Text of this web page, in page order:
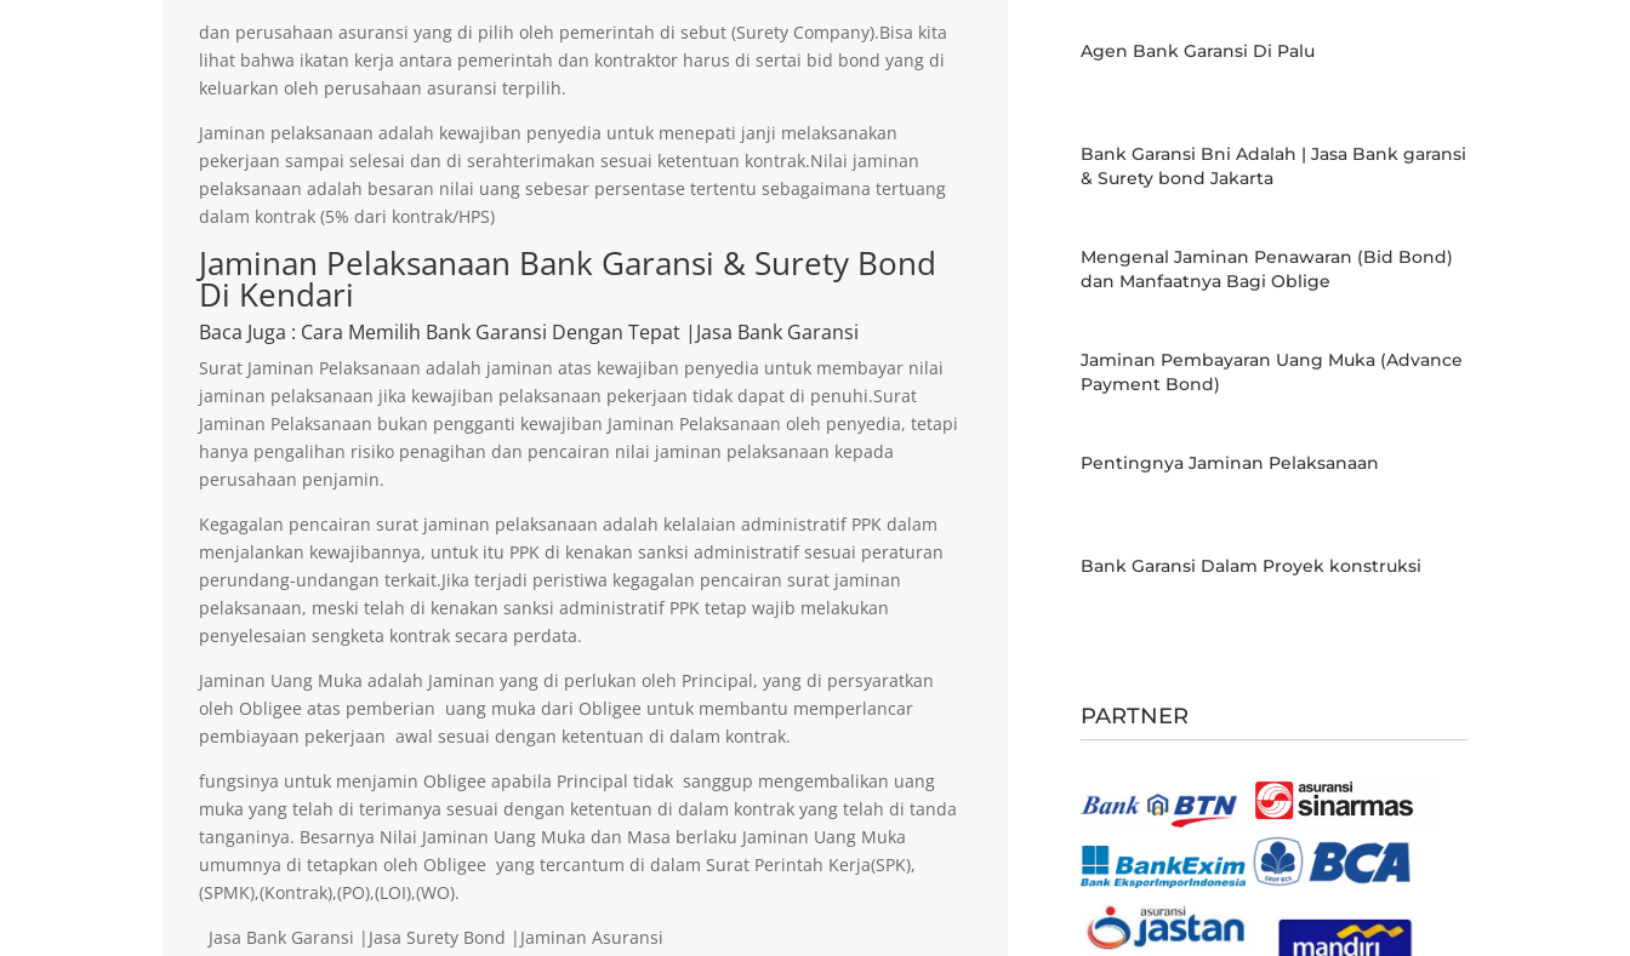
dan perusahaan asuransi yang di pilih oleh pemerintah di sebut (Surety Company).Bisa kita
lihat bahwa ikatan kerja antara pemerintah dan kontraktor harus di sertai bid bond yang di
keluarkan oleh perusahaan asuransi terpilih.
Jaminan pelaksanaan adalah kewajiban penyedia untuk menepati janji melaksanakan
pekerjaan sampai selesai dan di serahterimakan sesuai ketentuan kontrak.Nilai jaminan
pelaksanaan adalah besaran nilai uang sebesar persentase tertentu sebagaimana tertuang
dalam kontrak (5% dari kontrak/HPS)
Jaminan Pelaksanaan Bank Garansi & Surety Bond
Di Kendari
Baca Juga : Cara Memilih Bank Garansi Dengan Tepat |Jasa Bank Garansi
Surat Jaminan Pelaksanaan adalah jaminan atas kewajiban penyedia untuk membayar nilai
jaminan pelaksanaan jika kewajiban pelaksanaan pekerjaan tidak dapat di penuhi.Surat
Jaminan Pelaksanaan bukan pengganti kewajiban Jaminan Pelaksanaan oleh penyedia, tetapi
hanya pengalihan risiko penagihan dan pencairan nilai jaminan pelaksanaan kepada
perusahaan penjamin.
Kegagalan pencairan surat jaminan pelaksanaan adalah kelalaian administratif PPK dalam
menjalankan kewajibannya, untuk itu PPK di kenakan sanksi administratif sesuai peraturan
perundang-undangan terkait.Jika terjadi peristiwa kegagalan pencairan surat jaminan
pelaksanaan, meski telah di kenakan sanksi administratif PPK tetap wajib melakukan
penyelesaian sengketa kontrak secara perdata.
Jaminan Uang Muka adalah Jaminan yang di perlukan oleh Principal, yang di persyaratkan
oleh Obligee atas pemberian uang muka dari Obligee untuk membantu memperlancar
pembiayaan pekerjaan awal sesuai dengan ketentuan di dalam kontrak.
fungsinya untuk menjamin Obligee apabila Principal tidak sanggup mengembalikan uang
muka yang telah di terimanya sesuai dengan ketentuan di dalam kontrak yang telah di tanda
tanganinya. Besarnya Nilai Jaminan Uang Muka dan Masa berlaku Jaminan Uang Muka
umumnya di tetapkan oleh Obligee yang tercantum di dalam Surat Perintah Kerja(SPK),
(SPMK),(Kontrak),(PO),(LOI),(WO).
Jasa Bank Garansi |Jasa Surety Bond |Jaminan Asuransi
Agen Bank Garansi Di Palu
Bank Garansi Bni Adalah | Jasa Bank garansi
& Surety bond Jakarta
Mengenal Jaminan Penawaran (Bid Bond)
dan Manfaatnya Bagi Oblige
Jaminan Pembayaran Uang Muka (Advance
Payment Bond)
Pentingnya Jaminan Pelaksanaan
Bank Garansi Dalam Proyek konstruksi
PARTNER